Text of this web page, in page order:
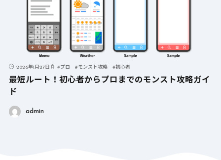
2026年1月27日 #プロ #モンスト攻略 #初心者
最短ルート！初心者からプロまでのモンスト攻略ガイ
ド
admin